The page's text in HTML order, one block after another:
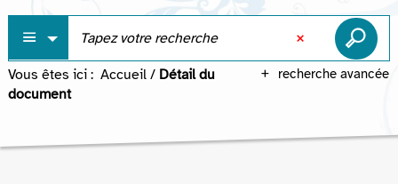
recherche avancée
Vous êtes ici : Accueil / Détail du
document